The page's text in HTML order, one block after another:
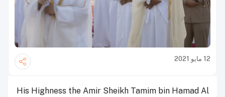
12 مايو 2021
His Highness the Amir Sheikh Tamim bin Hamad Al